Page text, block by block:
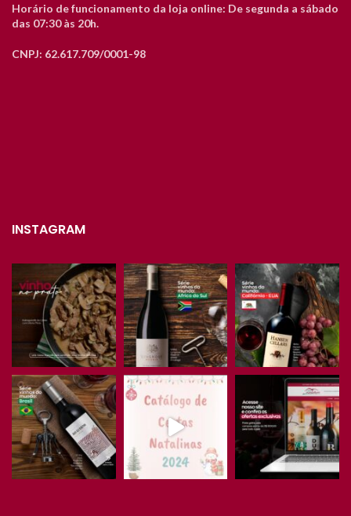
Horário de funcionamento da loja online: De segunda a sábado
das 07:30 às 20h.
CNPJ: 62.617.709/0001-98
INSTAGRAM